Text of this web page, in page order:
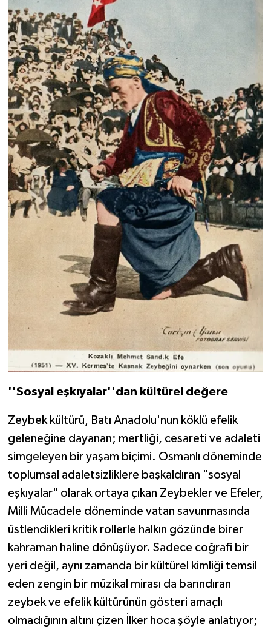
''Sosyal eşkıyalar''dan kültürel değere
Zeybek kültürü, Batı Anadolu'nun köklü efelik
geleneğine dayanan; mertliği, cesareti ve adaleti
simgeleyen bir yaşam biçimi. Osmanlı döneminde
toplumsal adaletsizliklere başkaldıran "sosyal
eşkıyalar" olarak ortaya çıkan Zeybekler ve Efeler,
Milli Mücadele döneminde vatan savunmasında
üstlendikleri kritik rollerle halkın gözünde birer
kahraman haline dönüşüyor. Sadece coğrafi bir
yeri değil, aynı zamanda bir kültürel kimliği temsil
eden zengin bir müzikal mirası da barındıran
zeybek ve efelik kültürünün gösteri amaçlı
olmadığının altını çizen İlker hoca şöyle anlatıyor;